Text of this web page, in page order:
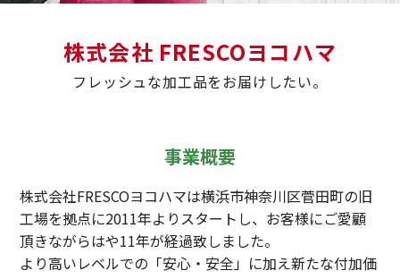
株式会社 FRESCOヨコハマ
フレッシュな加工品をお届けしたい。
事業概要
株式会社FRESCOヨコハマは横浜市神奈川区菅田町の旧
工場を拠点に2011年よりスタートし、お客様にご愛顧
頂きながらはや11年が経過致しました。
より高いレベルでの「安心・安全」に加え新たな付加価